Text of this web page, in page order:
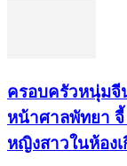
ครอบครัวหนุ่มจี
หน้าศาลพัทยา
หญิงสาวในห้อง